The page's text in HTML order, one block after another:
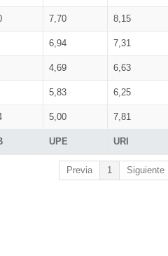
UPE URI
7,70 8,15
6,94 7,31
4,69 6,63
5,83 6,25
5,00 7,81
Previa 1 Siguiente